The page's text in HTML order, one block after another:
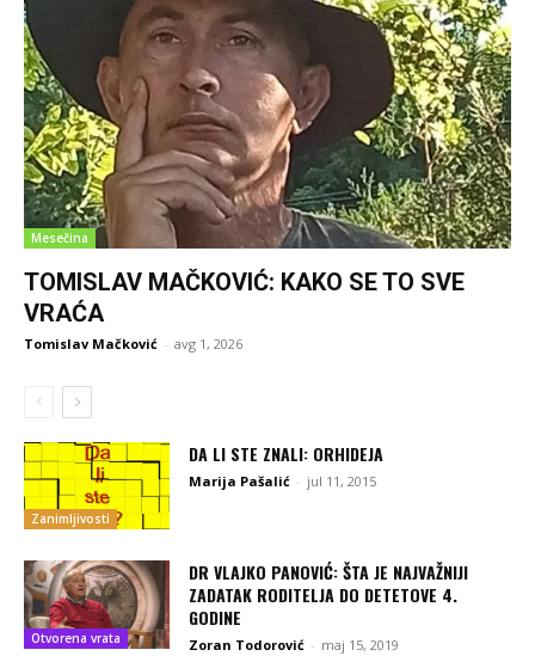
Mesečina
TOMISLAV MAČKOVIĆ: KAKO SE TO SVE
VRAĆA
Tomislav Mačković - avg 1, 2026
Zanimljivosti
DA LI STE ZNALI: ORHIDEJA
Marija Pašalić - jul 11, 2015
Otvorena vrata
DR VLAJKO PANOVIĆ: ŠTA JE NAJVAŽNIJI
ZADATAK RODITELJA DO DETETOVE 4.
GODINE
Zoran Todorović - maj 15, 2019